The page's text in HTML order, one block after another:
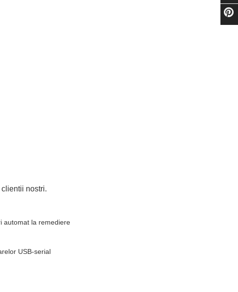
nostri.
automat la remediere
USB-serial